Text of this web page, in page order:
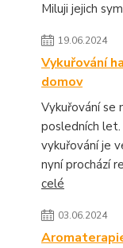
Miluji jejich
19.06.2024
Vykuřování
domov
Vykuřování se
posledních
vykuřování je
nyní prochází
celé
03.06.2024